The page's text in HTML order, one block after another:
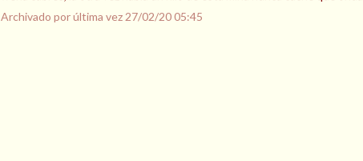
Archivado por última vez 27/02/20 05:45